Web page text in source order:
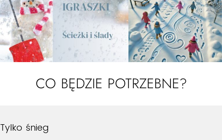
CO BĘDZIE POTRZEBNE?
Tylko śnieg